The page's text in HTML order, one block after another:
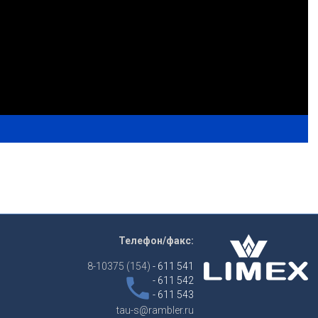
Телефон/факс:
8-10375 (154) - 611 541
phone - 611 542
- 611 543
tau-s@rambler.ru